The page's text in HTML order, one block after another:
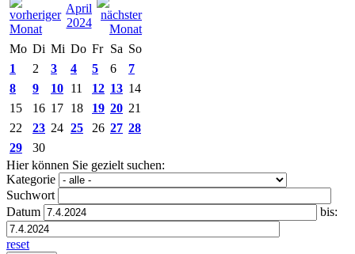
April
2024
Mo Di Mi Do Fr Sa So
1
2 3 4 5 6
7
8
9 10 11 12 13 14
15
16 17 18 19 20 21
22
23 24 25 26 27 28
29
30
Hier können Sie gezielt suchen:
Kategorie
Suchwort
Datum
bis:
reset